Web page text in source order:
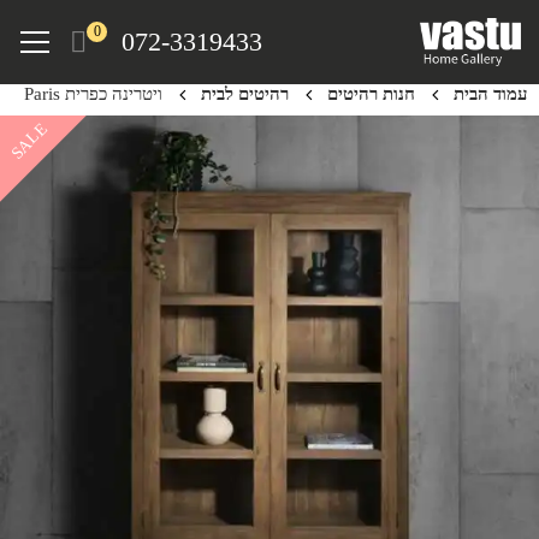
content
072-3319433
0
Menu
עמוד הבית חנות רהיטים רהיטים לבית ויטרינה כפרית Paris
SALE